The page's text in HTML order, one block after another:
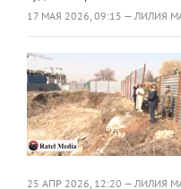
17 МАЯ 2026, 09:15 — ЛИЛИЯ
25 АПР 2026, 12:20 — ЛИЛИЯ